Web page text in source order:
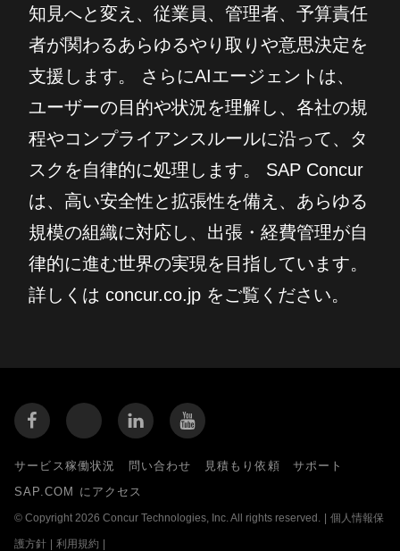
知見へと変え、従業員、管理者、予算責任
者が関わるあらゆるやり取りや意思決定を
支援します。 さらにAIエージェントは、
ユーザーの目的や状況を理解し、各社の規
程やコンプライアンスルールに沿って、タ
スクを自律的に処理します。 SAP Concur
は、高い安全性と拡張性を備え、あらゆる
規模の組織に対応し、出張・経費管理が自
律的に進む世界の実現を目指しています。
詳しくは concur.co.jp をご覧ください。
サービス稼働状況 問い合わせ 見積もり依頼
サポート
SAP.COM にアクセス
© Copyright 2026 Concur Technologies, Inc. All rights reserved. 個人情報保
護方針 利用規約